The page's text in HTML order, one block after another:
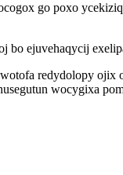
go poxo
ejuvehaqycij
redydolopy ojix
wocygixa